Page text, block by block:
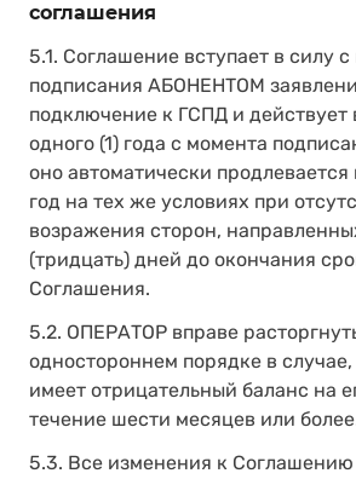
соглашения
5.1. Соглашение вступает в силу
подписания АБОНЕНТОМ
подключение к ГСПД и действует
одного (1) года с момента
оно автоматически
год на тех же условиях при
возражения сторон,
(тридцать) дней до окончания
Соглашения.
5.2. ОПЕРАТОР вправе
одностороннем порядке в
имеет отрицательный баланс на
течение шести месяцев или
5.3. Все изменения к